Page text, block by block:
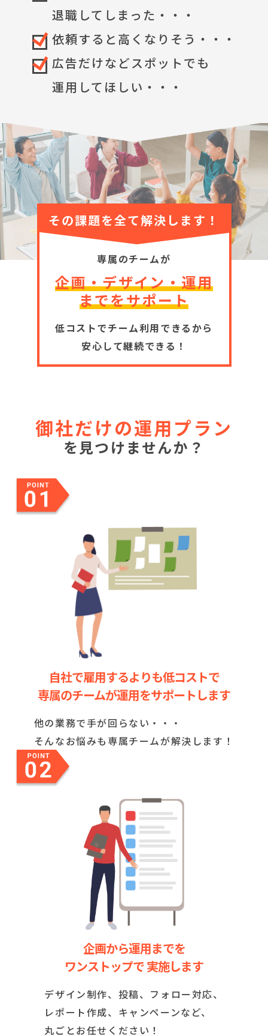
退職してしまった・・・
依頼すると高くなりそう・・・
広告だけなどスポットでも
運用してほしい・・・
その課題を全て解決します！
専属のチームが
企画・デザイン・運用
までをサポート
低コストでチーム利用できるから
安心して継続できる！
御社だけの運用プラン
を見つけませんか？
自社で雇用するよりも低コストで
専属のチームが運用をサポートします
他の業務で手が回らない・・・
そんなお悩みも専属チームが解決します！
企画から運用までを
ワンストップで 実施します
デザイン制作、投稿、フォロー対応、
レポート作成、キャンペーンなど、
丸ごとお任せください！